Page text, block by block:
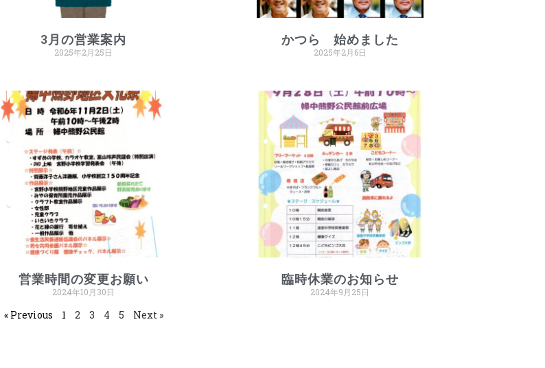
3月の営業案内
2025年2月25日
かつら 始めました
2025年2月6日
営業時間の変更お願い
2024年10月30日
臨時休業のお知らせ
2024年9月25日
« Previous 1 2 3 4 5 Next »